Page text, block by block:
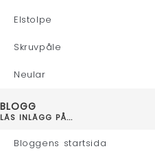
Elstolpe
Skruvpåle
Neular
BLOGG
LÄS INLÄGG PÅ...
Bloggens startsida